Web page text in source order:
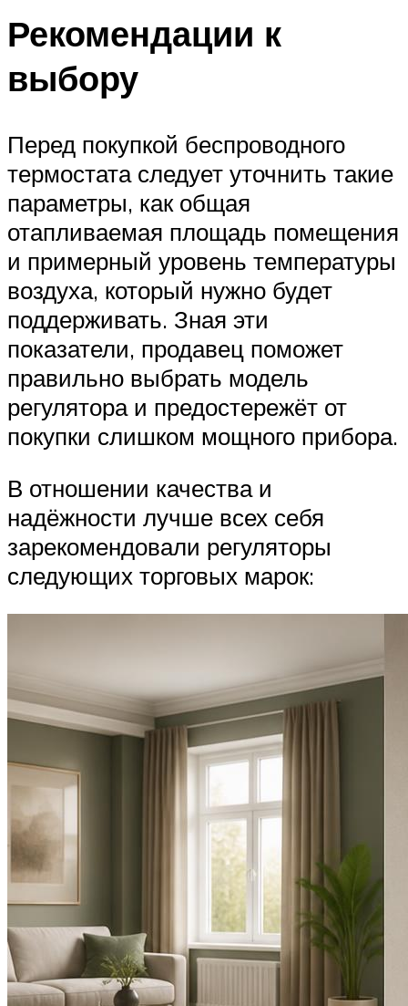
Рекомендации к
выбору
Перед покупкой беспроводного
термостата следует уточнить такие
параметры, как общая
отапливаемая площадь помещения
и примерный уровень температуры
воздуха, который нужно будет
поддерживать. Зная эти
показатели, продавец поможет
правильно выбрать модель
регулятора и предостережёт от
покупки слишком мощного прибора.
В отношении качества и
надёжности лучше всех себя
зарекомендовали регуляторы
следующих торговых марок: